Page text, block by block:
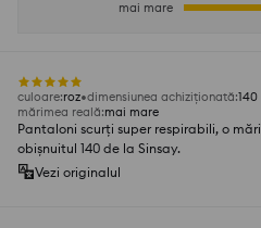
mai mare
culoare:roz dimensiunea achiziționată:140
mărimea reală:mai mare
Pantaloni scurți super respirabili, o
obișnuitul 140 de la Sinsay.
Vezi originalul